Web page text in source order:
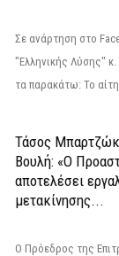
Σε ανάρτηση στο
"Ελληνικής Λύσης"
τα παρακάτω: Το
Τάσος
Βουλή: «Ο
αποτελέσει
μετακίνησης...
Ο Πρόεδρος της